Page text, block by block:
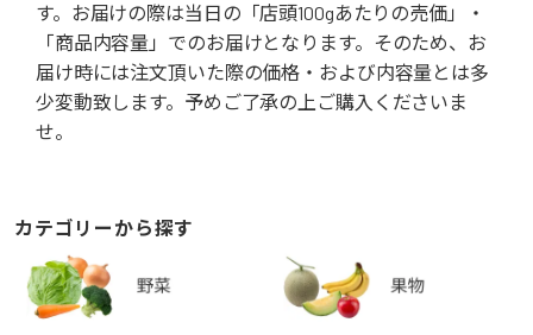
す。お届けの際は当日の「店頭100gあたりの売価」・
「商品内容量」でのお届けとなります。そのため、お
届け時には注文頂いた際の価格・および内容量とは多
少変動致します。予めご了承の上ご購入くださいま
せ。
カテゴリーから探す